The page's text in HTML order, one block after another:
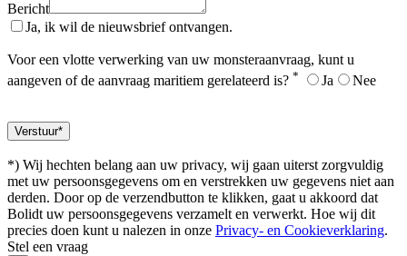
Bericht
Ja, ik wil de nieuwsbrief ontvangen.
Voor een vlotte verwerking van uw monsteraanvraag, kunt u
aangeven of de aanvraag maritiem gerelateerd is? * Ja Nee
*) Wij hechten belang aan uw privacy, wij gaan uiterst zorgvuldig
met uw persoonsgegevens om en verstrekken uw gegevens niet aan
derden. Door op de verzendbutton te klikken, gaat u akkoord dat
Bolidt uw persoonsgegevens verzamelt en verwerkt. Hoe wij dit
precies doen kunt u nalezen in onze Privacy- en Cookieverklaring.
Stel een vraag